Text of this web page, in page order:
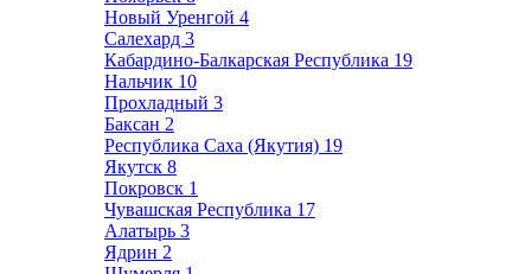
Новый Уренгой 4
Салехард 3
Кабардино-Балкарская Республика 19
Нальчик 10
Прохладный 3
Баксан 2
Республика Саха (Якутия) 19
Якутск 8
Покровск 1
Чувашская Республика 17
Алатырь 3
Ядрин 2